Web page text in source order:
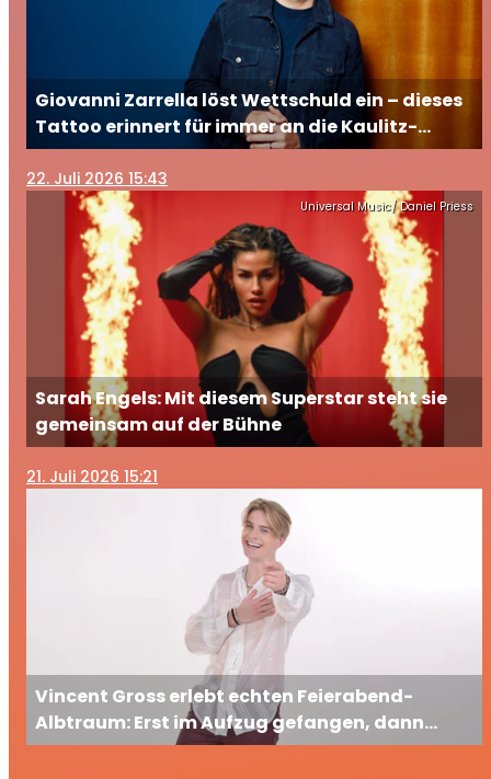
Giovanni Zarrella löst Wettschuld ein – dieses
Tattoo erinnert für immer an die Kaulitz-
Brüder
22. Juli 2026 15:43
Universal Music/ Daniel Priess
Sarah Engels: Mit diesem Superstar steht sie
gemeinsam auf der Bühne
21. Juli 2026 15:21
Vincent Gross erlebt echten Feierabend-
Albtraum: Erst im Aufzug gefangen, dann
ausgesperrt